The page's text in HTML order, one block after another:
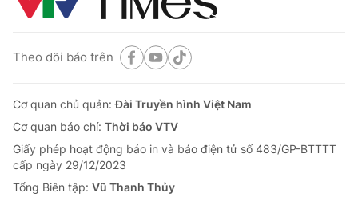
Theo dõi báo trên
Cơ quan chủ quản:Đài Truyền hình Việt Nam
Cơ quan báo chí: Thời báo VTV
Giấy phép hoạt động báo in và báo điện tử số 483/GP-BTTTT
cấp ngày 29/12/2023
Tổng Biên tập: Vũ Thanh Thủy